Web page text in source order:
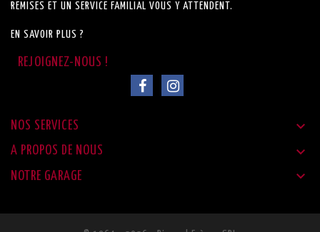
REMISES ET UN SERVICE FAMILIAL VOUS Y ATTENDENT.
EN SAVOIR PLUS ?
NOS SERVICES 
A PROPOS DE NOUS 
NOTRE GARAGE 